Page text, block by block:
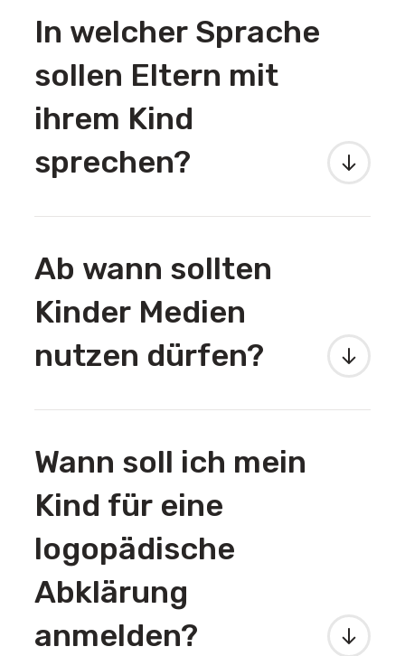
In welcher Sprache
sollen Eltern mit
ihrem Kind
sprechen?
Ab wann sollten
Kinder Medien
nutzen dürfen?
Wann soll ich mein
Kind für eine
logopädische
Abklärung
anmelden?